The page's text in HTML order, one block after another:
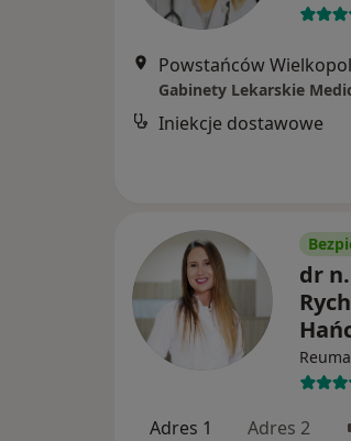
Powstańców
Gabinety Lekarskie
Iniekcje dostawowe
dr
Adres 1 Adres 2